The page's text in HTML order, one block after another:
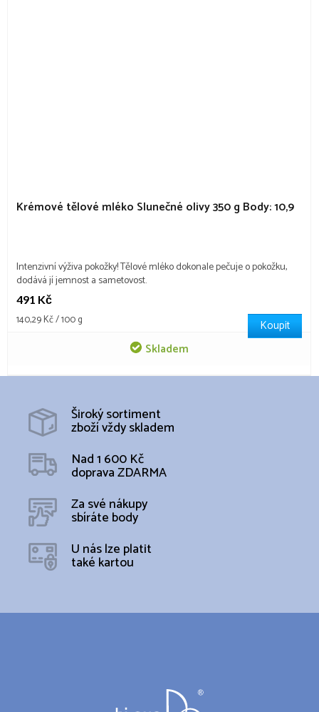
Krémové tělové mléko Slunečné olivy 350 g Body: 10,9
Skladem
491 Kč
Měrná
140,29 Kč / 100 g Koupit
Intenzivní výživa pokožky! Tělové mléko dokonale pečuje o pokožku,
dodává jí jemnost a sametovost.
Široký sortiment
zboží vždy skladem
Nad 1 600 Kč
doprava ZDARMA
Za své nákupy
sbíráte body
U nás lze platit
také kartou
Z